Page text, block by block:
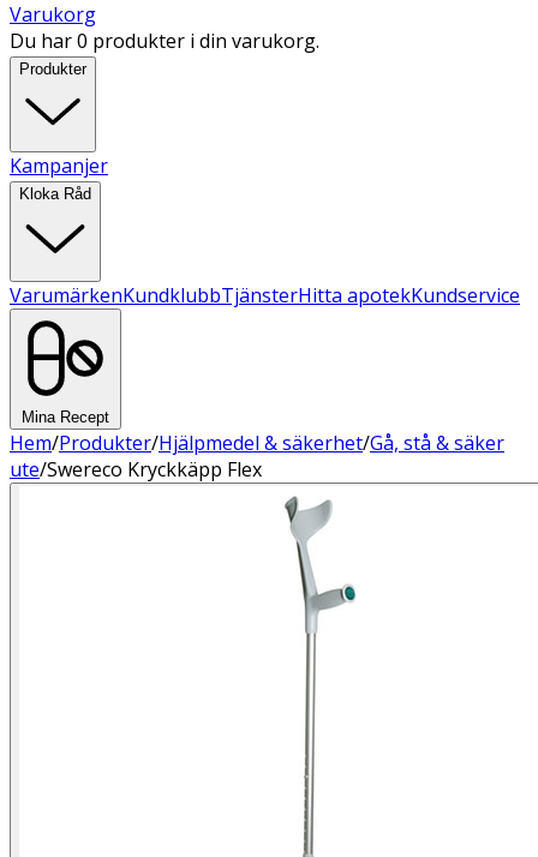
Varukorg
Du har 0 produkter i din varukorg.
Produkter
Kampanjer
Kloka Råd
VarumärkenKundklubbTjänsterHitta apotekKundservice
Mina Recept
Hem/Produkter/Hjälpmedel & säkerhet/Gå, stå & säker
ute/Swereco Kryckkäpp Flex